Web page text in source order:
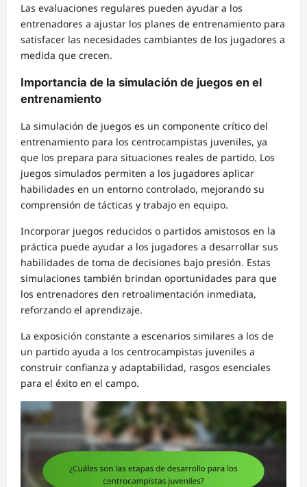
Las evaluaciones regulares pueden ayudar a los
entrenadores a ajustar los planes de entrenamiento para
satisfacer las necesidades cambiantes de los jugadores a
medida que crecen.
Importancia de la simulación de juegos en el
entrenamiento
La simulación de juegos es un componente crítico del
entrenamiento para los centrocampistas juveniles, ya
que los prepara para situaciones reales de partido. Los
juegos simulados permiten a los jugadores aplicar
habilidades en un entorno controlado, mejorando su
comprensión de tácticas y trabajo en equipo.
Incorporar juegos reducidos o partidos amistosos en la
práctica puede ayudar a los jugadores a desarrollar sus
habilidades de toma de decisiones bajo presión. Estas
simulaciones también brindan oportunidades para que
los entrenadores den retroalimentación inmediata,
reforzando el aprendizaje.
La exposición constante a escenarios similares a los de
un partido ayuda a los centrocampistas juveniles a
construir confianza y adaptabilidad, rasgos esenciales
para el éxito en el campo.